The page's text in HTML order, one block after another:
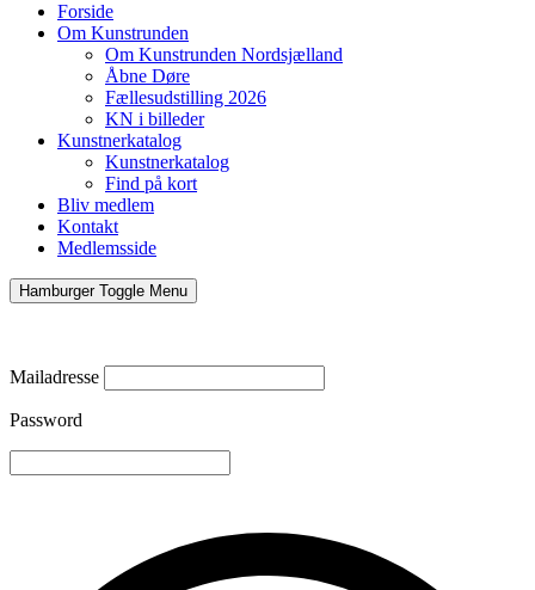
Forside
Om Kunstrunden
Om Kunstrunden Nordsjælland
Åbne Døre
Fællesudstilling 2026
KN i billeder
Kunstnerkatalog
Kunstnerkatalog
Find på kort
Bliv medlem
Kontakt
Medlemsside
Hamburger Toggle Menu
Mailadresse
Password